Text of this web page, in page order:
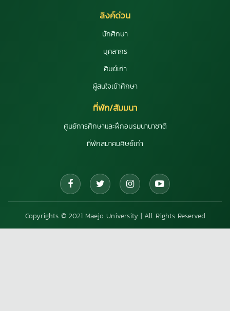
ลิงค์ด่วน
นักศึกษา
บุคลากร
ศิษย์เก่า
ผู้สนใจเข้าศึกษา
ที่พัก/สัมมนา
ศูนย์การศึกษาและฝึกอบรมนานาชาติ
ที่พักสมาคมศิษย์เก่า
Copyrights © 2021 Maejo University | All Rights Reserved